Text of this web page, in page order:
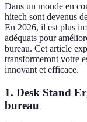
Dans un monde en
hitech sont devenus
En 2026, il est plus
adéquats pour
bureau. Cet article
transformeront votre
innovant et efficace.
1. Desk Stand
bureau